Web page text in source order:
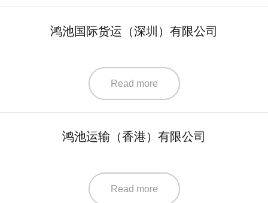
鸿池国际货运（深圳）有限公司
Read more
鸿池运输（香港）有限公司
Read more